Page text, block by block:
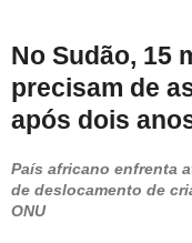
No Sudão, 15
precisam de
após dois
País africano enfrenta
de deslocamento de
ONU